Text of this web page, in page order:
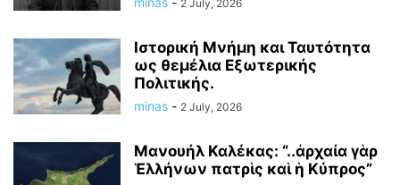
2 July, 2026
Ιστορική Μνήμη και Ταυτότητα
ως θεμέλια Εξωτερικής
Πολιτικής.
minas - 2 July, 2026
Μανουήλ Καλέκας: “..ἀρχαία γὰρ
Ἑλλήνων πατρὶς καὶ ἡ Κύπρος”